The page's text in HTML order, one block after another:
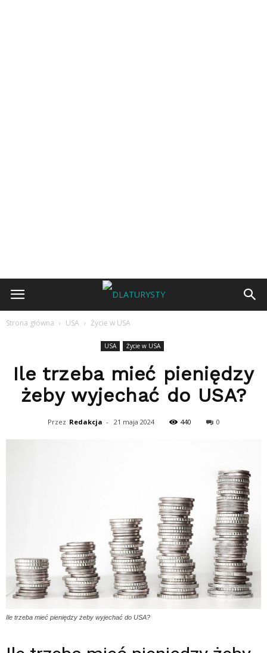
Strona główna USA Życie w USA
USA Życie w USA
Ile trzeba mieć pieniędzy
żeby wyjechać do USA?
Przez Redakcja - 21 maja 2024 440 0
Ile trzeba mieć pieniędzy żeby wyjechać do USA?